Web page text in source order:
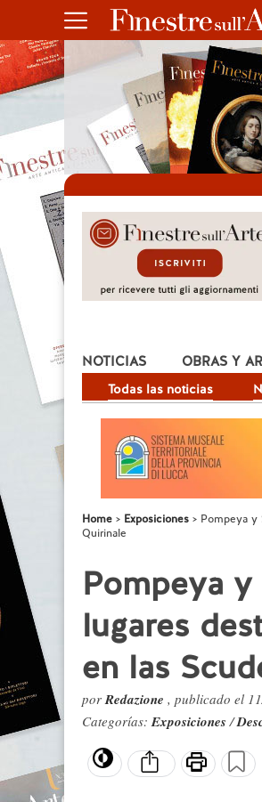
NOTICIAS
Todas las noticias
OBRAS Y
Home Exposiciones
Pompeya y
Quirinale
Pompeya
lugares
en las
porRedazione , publicado el
Categorías:Exposiciones/